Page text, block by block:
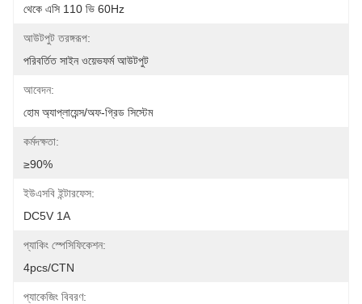
থেকে এসি 110 ভি 60Hz
আউটপুট তরঙ্গরূপ:
পরিবর্তিত সাইন ওয়েভফর্ম আউটপুট
আবেদন:
হোম অ্যাপ্লায়েন্স/অফ-গ্রিড সিস্টেম
কর্মদক্ষতা:
≥90%
ইউএসবি ইন্টারফেস:
DC5V 1A
প্যাকিং স্পেসিফিকেশন:
4pcs/CTN
প্যাকেজিং বিবরণ: